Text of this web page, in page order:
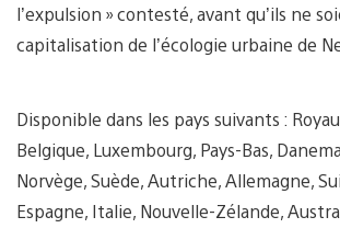
l’expulsion » contesté, avant qu’ils ne
capitalisation de l’écologie urbaine de
Disponible dans les pays suivants :
Belgique, Luxembourg, Pays-Bas,
Norvège, Suède, Autriche, Allemagne,
Espagne, Italie, Nouvelle-Zélande,